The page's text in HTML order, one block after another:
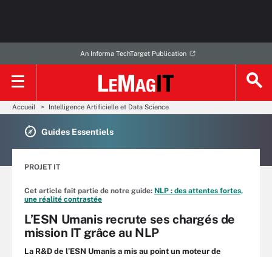
An Informa TechTarget Publication
Accueil Intelligence Artificielle et Data Science
Guides Essentiels
PROJET IT
Cet article fait partie de notre guide: NLP : des attentes fortes,
une réalité contrastée
L’ESN Umanis recrute ses chargés de
mission IT grâce au NLP
La R&D de l’ESN Umanis a mis au point un moteur de